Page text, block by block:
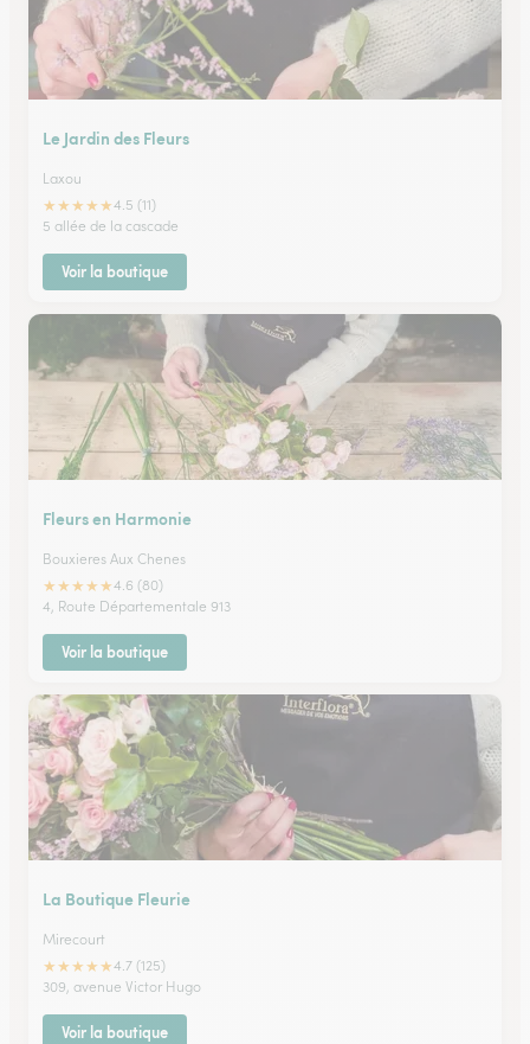
Le Jardin des Fleurs
Laxou
★★★★★4.5 (11)
5 allée de la cascade
Voir la boutique
Fleurs en Harmonie
Bouxieres Aux Chenes
★★★★★4.6 (80)
4, Route Départementale 913
Voir la boutique
La Boutique Fleurie
Mirecourt
★★★★★4.7 (125)
309, avenue Victor Hugo
Voir la boutique